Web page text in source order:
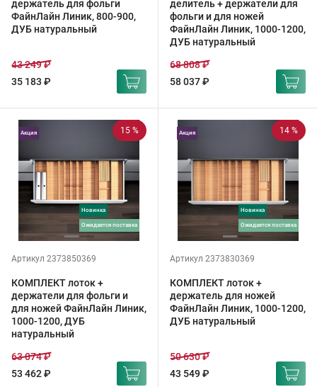
держатель для фольги
ФайнЛайн Линик, 800-900,
ДУБ натуральный
35 183 ₽
43 249 ₽
делитель + держатели для
фольги и для ножей
ФайнЛайн Линик, 1000-1200,
ДУБ натуральный
58 037 ₽
68 808 ₽
15 %
Новинка
ожидается поставка
Акция
Артикул 2373850369
КОМПЛЕКТ лоток +
держатели для фольги и
для ножей ФайнЛайн Линик,
1000-1200, ДУБ
натуральный
53 462 ₽
63 074 ₽
14 %
Новинка
ожидается поставка
Акция
Артикул 2373830369
КОМПЛЕКТ лоток +
держатель для ножей
ФайнЛайн Линик, 1000-1200,
ДУБ натуральный
43 549 ₽
50 630 ₽